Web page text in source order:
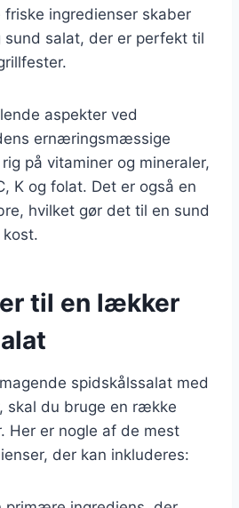
ingredienser skaber
salat, der er perfekt til
aspekter ved
ernæringsmæssige
på vitaminer og mineraler,
K og folat. Det er også en
hvilket gør det til en sund
til en lækker
spidskålssalat med
skal du bruge en række
Her er nogle af de mest
der kan inkluderes: